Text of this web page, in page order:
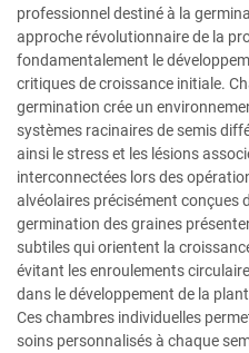
professionnel destiné à la
approche révolutionnaire de la
fondamentalement le
critiques de croissance initiale.
germination crée un
systèmes racinaires de semis
ainsi le stress et les lésions
interconnectées lors des
alvéolaires précisément conçues
germination des graines
subtiles qui orientent la
évitant les enroulements
dans le développement de la
Ces chambres individuelles
soins personnalisés à chaque